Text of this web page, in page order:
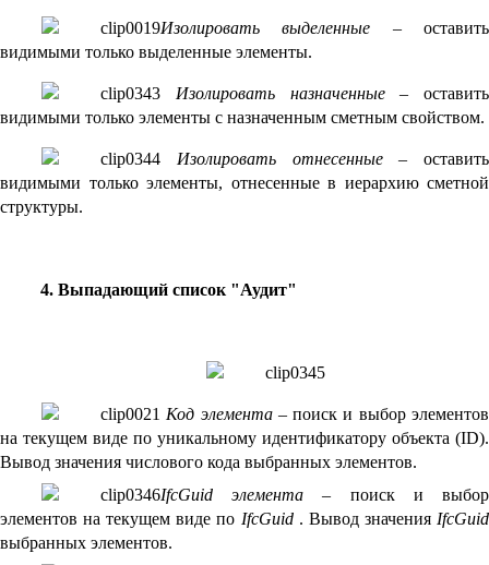
Изолировать выделенные – оставить
видимыми только выделенные элементы.
Изолировать назначенные– оставить
видимыми только элементы с назначенным сметным свойством.
Изолировать отнесенные– оставить
видимыми только элементы, отнесенные в иерархию сметной
структуры.
4. Выпадающий список "Аудит"
Код элемента– поиск и выбор элементов
на текущем виде по уникальному идентификатору объекта (ID).
Вывод значения числового кода выбранных элементов.
IfcGuid элемента – поиск и выбор
элементов на текущем виде по IfcGuid. Вывод значения IfcGuid
выбранных элементов.